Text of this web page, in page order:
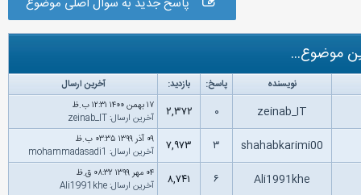
موضوع...
نویسنده پاسخ: بازدید: آخرین ارسال
zeinab_IT ۰ ۲,۳۷۲
۱۷ بهمن ۱۴۰۰ ۱۲:۳۱ ب.ظ
آخرین ارسال:
zeinab_IT
shahabkarimi00 ۳ ۷,۹۷۳
۰۹ آذر ۱۳۹۹ ۰۳:۳۵ ب.ظ
آخرین ارسال:
mohammadasadi1
Ali1991khe ۶ ۸,۷۴۱
۰۴ مهر ۱۳۹۹ ۰۸:۳۲ ق.ظ
آخرین ارسال:
Ali1991khe